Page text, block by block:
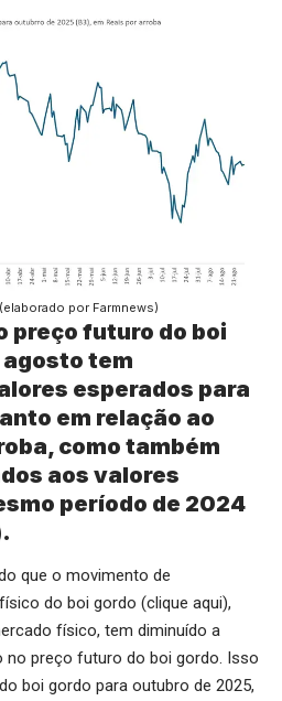
por Farmnews)
preço futuro do boi
tem
esperados para
em relação ao
como também
aos valores
período de 2024
que o movimento de
do boi gordo (clique aqui),
físico, tem diminuído a
no preço futuro do boi gordo. Isso
boi gordo para outubro de 2025,